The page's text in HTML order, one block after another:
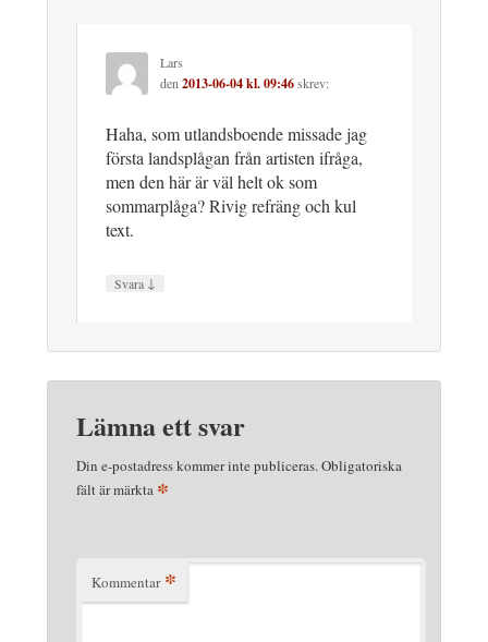
Lars
den 2013-06-04 kl. 09:46skrev:
Haha, som utlandsboende missade jag
första landsplågan från artisten ifråga,
men den här är väl helt ok som
sommarplåga? Rivig refräng och kul
text.
Svara ↓
Lämna ett svar
Din e-postadress kommer inte publiceras.Obligatoriska
fält är märkta *
Kommentar *